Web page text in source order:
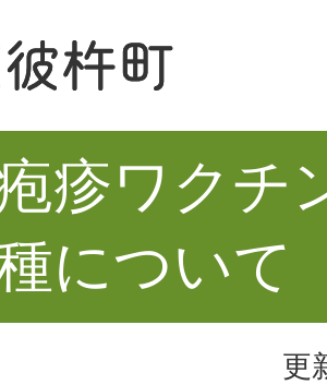
疹ワクチ
について
更